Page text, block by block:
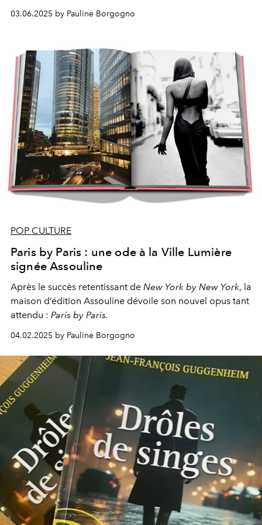
03.06.2025 by Pauline Borgogno
POP CULTURE
Paris by Paris : une ode à la Ville Lumière
signée Assouline
Après le succès retentissant de New York by New York, la
maison d’édition Assouline dévoile son nouvel opus tant
attendu : Paris by Paris.
04.02.2025 by Pauline Borgogno